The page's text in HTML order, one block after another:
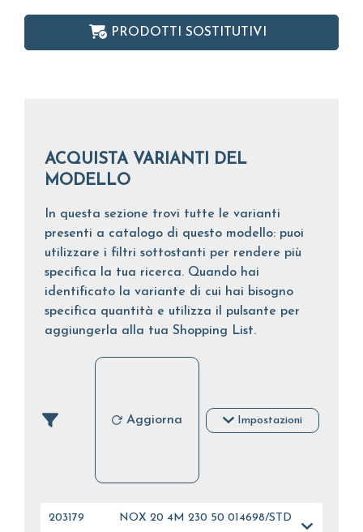
PRODOTTI SOSTITUTIVI
ACQUISTA VARIANTI DEL
MODELLO
In questa sezione trovi tutte le varianti
presenti a catalogo di questo modello: puoi
utilizzare i filtri sottostanti per rendere più
specifica la tua ricerca. Quando hai
identificato la variante di cui hai bisogno
specifica quantità e utilizza il pulsante per
aggiungerla alla tua Shopping List.
Aggiorna Impostazioni
203179 NOX 20 4M 230 50 014698/STD